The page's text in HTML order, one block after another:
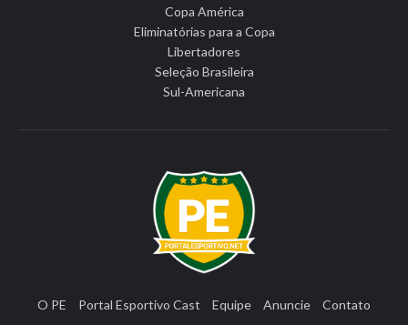
Copa América
Eliminatórias para a Copa
Libertadores
Seleção Brasileira
Sul-Americana
O PE Portal Esportivo Cast Equipe Anuncie Contato